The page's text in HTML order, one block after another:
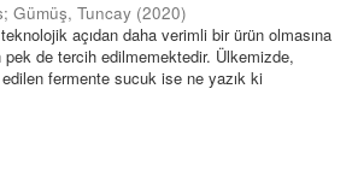
; Gümüş, Tuncay (2020)
açıdan daha verimli bir ürün olmasına
pek de tercih edilmemektedir. Ülkemizde,
fermente sucuk ise ne yazık ki